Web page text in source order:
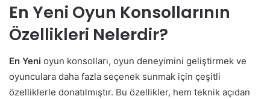
En Yeni Oyun Konsollarının
Özellikleri Nelerdir?
En Yeni oyun konsolları, oyun deneyimini geliştirmek ve
oyunculara daha fazla seçenek sunmak için çeşitli
özelliklerle donatılmıştır. Bu özellikler, hem teknik açıdan